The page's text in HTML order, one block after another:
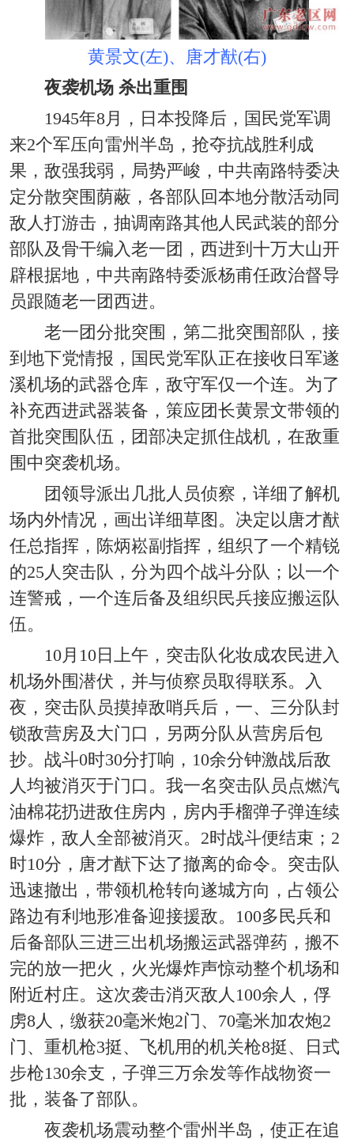
黄景文(左)、唐才猷(右)
夜袭机场 杀出重围
1945年8月，日本投降后，国民党军调
来2个军压向雷州半岛，抢夺抗战胜利成
果，敌强我弱，局势严峻，中共南路特委决
定分散突围荫蔽，各部队回本地分散活动同
敌人打游击，抽调南路其他人民武装的部分
部队及骨干编入老一团，西进到十万大山开
辟根据地，中共南路特委派杨甫任政治督导
员跟随老一团西进。
老一团分批突围，第二批突围部队，接
到地下党情报，国民党军队正在接收日军遂
溪机场的武器仓库，敌守军仅一个连。为了
补充西进武器装备，策应团长黄景文带领的
首批突围队伍，团部决定抓住战机，在敌重
围中突袭机场。
团领导派出几批人员侦察，详细了解机
场内外情况，画出详细草图。决定以唐才猷
任总指挥，陈炳崧副指挥，组织了一个精锐
的25人突击队，分为四个战斗分队；以一个
连警戒，一个连后备及组织民兵接应搬运队
伍。
10月10日上午，突击队化妆成农民进入
机场外围潜伏，并与侦察员取得联系。入
夜，突击队员摸掉敌哨兵后，一、三分队封
锁敌营房及大门口，另两分队从营房后包
抄。战斗0时30分打响，10余分钟激战后敌
人均被消灭于门口。我一名突击队员点燃汽
油棉花扔进敌住房内，房内手榴弹子弹连续
爆炸，敌人全部被消灭。2时战斗便结束；2
时10分，唐才猷下达了撤离的命令。突击队
迅速撤出，带领机枪转向遂城方向，占领公
路边有利地形准备迎接援敌。100多民兵和
后备部队三进三出机场搬运武器弹药，搬不
完的放一把火，火光爆炸声惊动整个机场和
附近村庄。这次袭击消灭敌人100余人，俘
虏8人，缴获20毫米炮2门、70毫米加农炮2
门、重机枪3挺、飞机用的机关枪8挺、日式
步枪130余支，子弹三万余发等作战物资一
批，装备了部队。
夜袭机场震动整个雷州半岛，使正在追